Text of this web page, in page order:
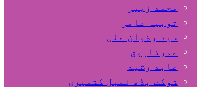
محمد زبیر
ثوبیہ عامر
سید رضوان علی
عمرفاروق
عابد رشید
شوکت بڈھ نمبل کشمیری